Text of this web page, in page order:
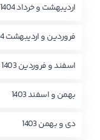
اردیبهشت و خرداد 1404
فروردین و اردیبهشت 1404
اسفند و فروردین 1403
بهمن و اسفند 1403
دی و بهمن 1403